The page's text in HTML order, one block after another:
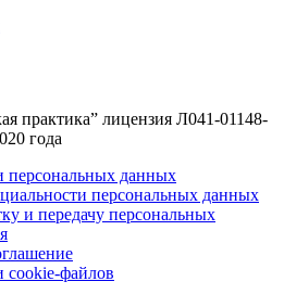
практика” лицензия Л041-01148-
года
персональных данных
персональных данных
и передачу персональных
cookie-файлов